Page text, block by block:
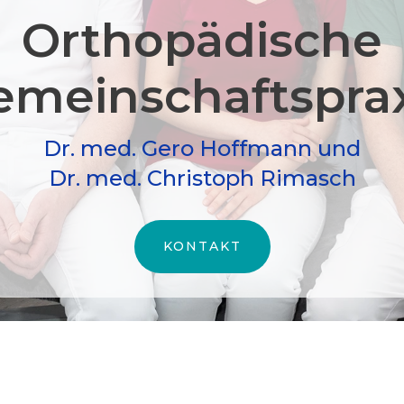
Orthopädische
Dr. med. Gero Hoffmann und
Dr. med. Christoph Rimasch
KONTAKT